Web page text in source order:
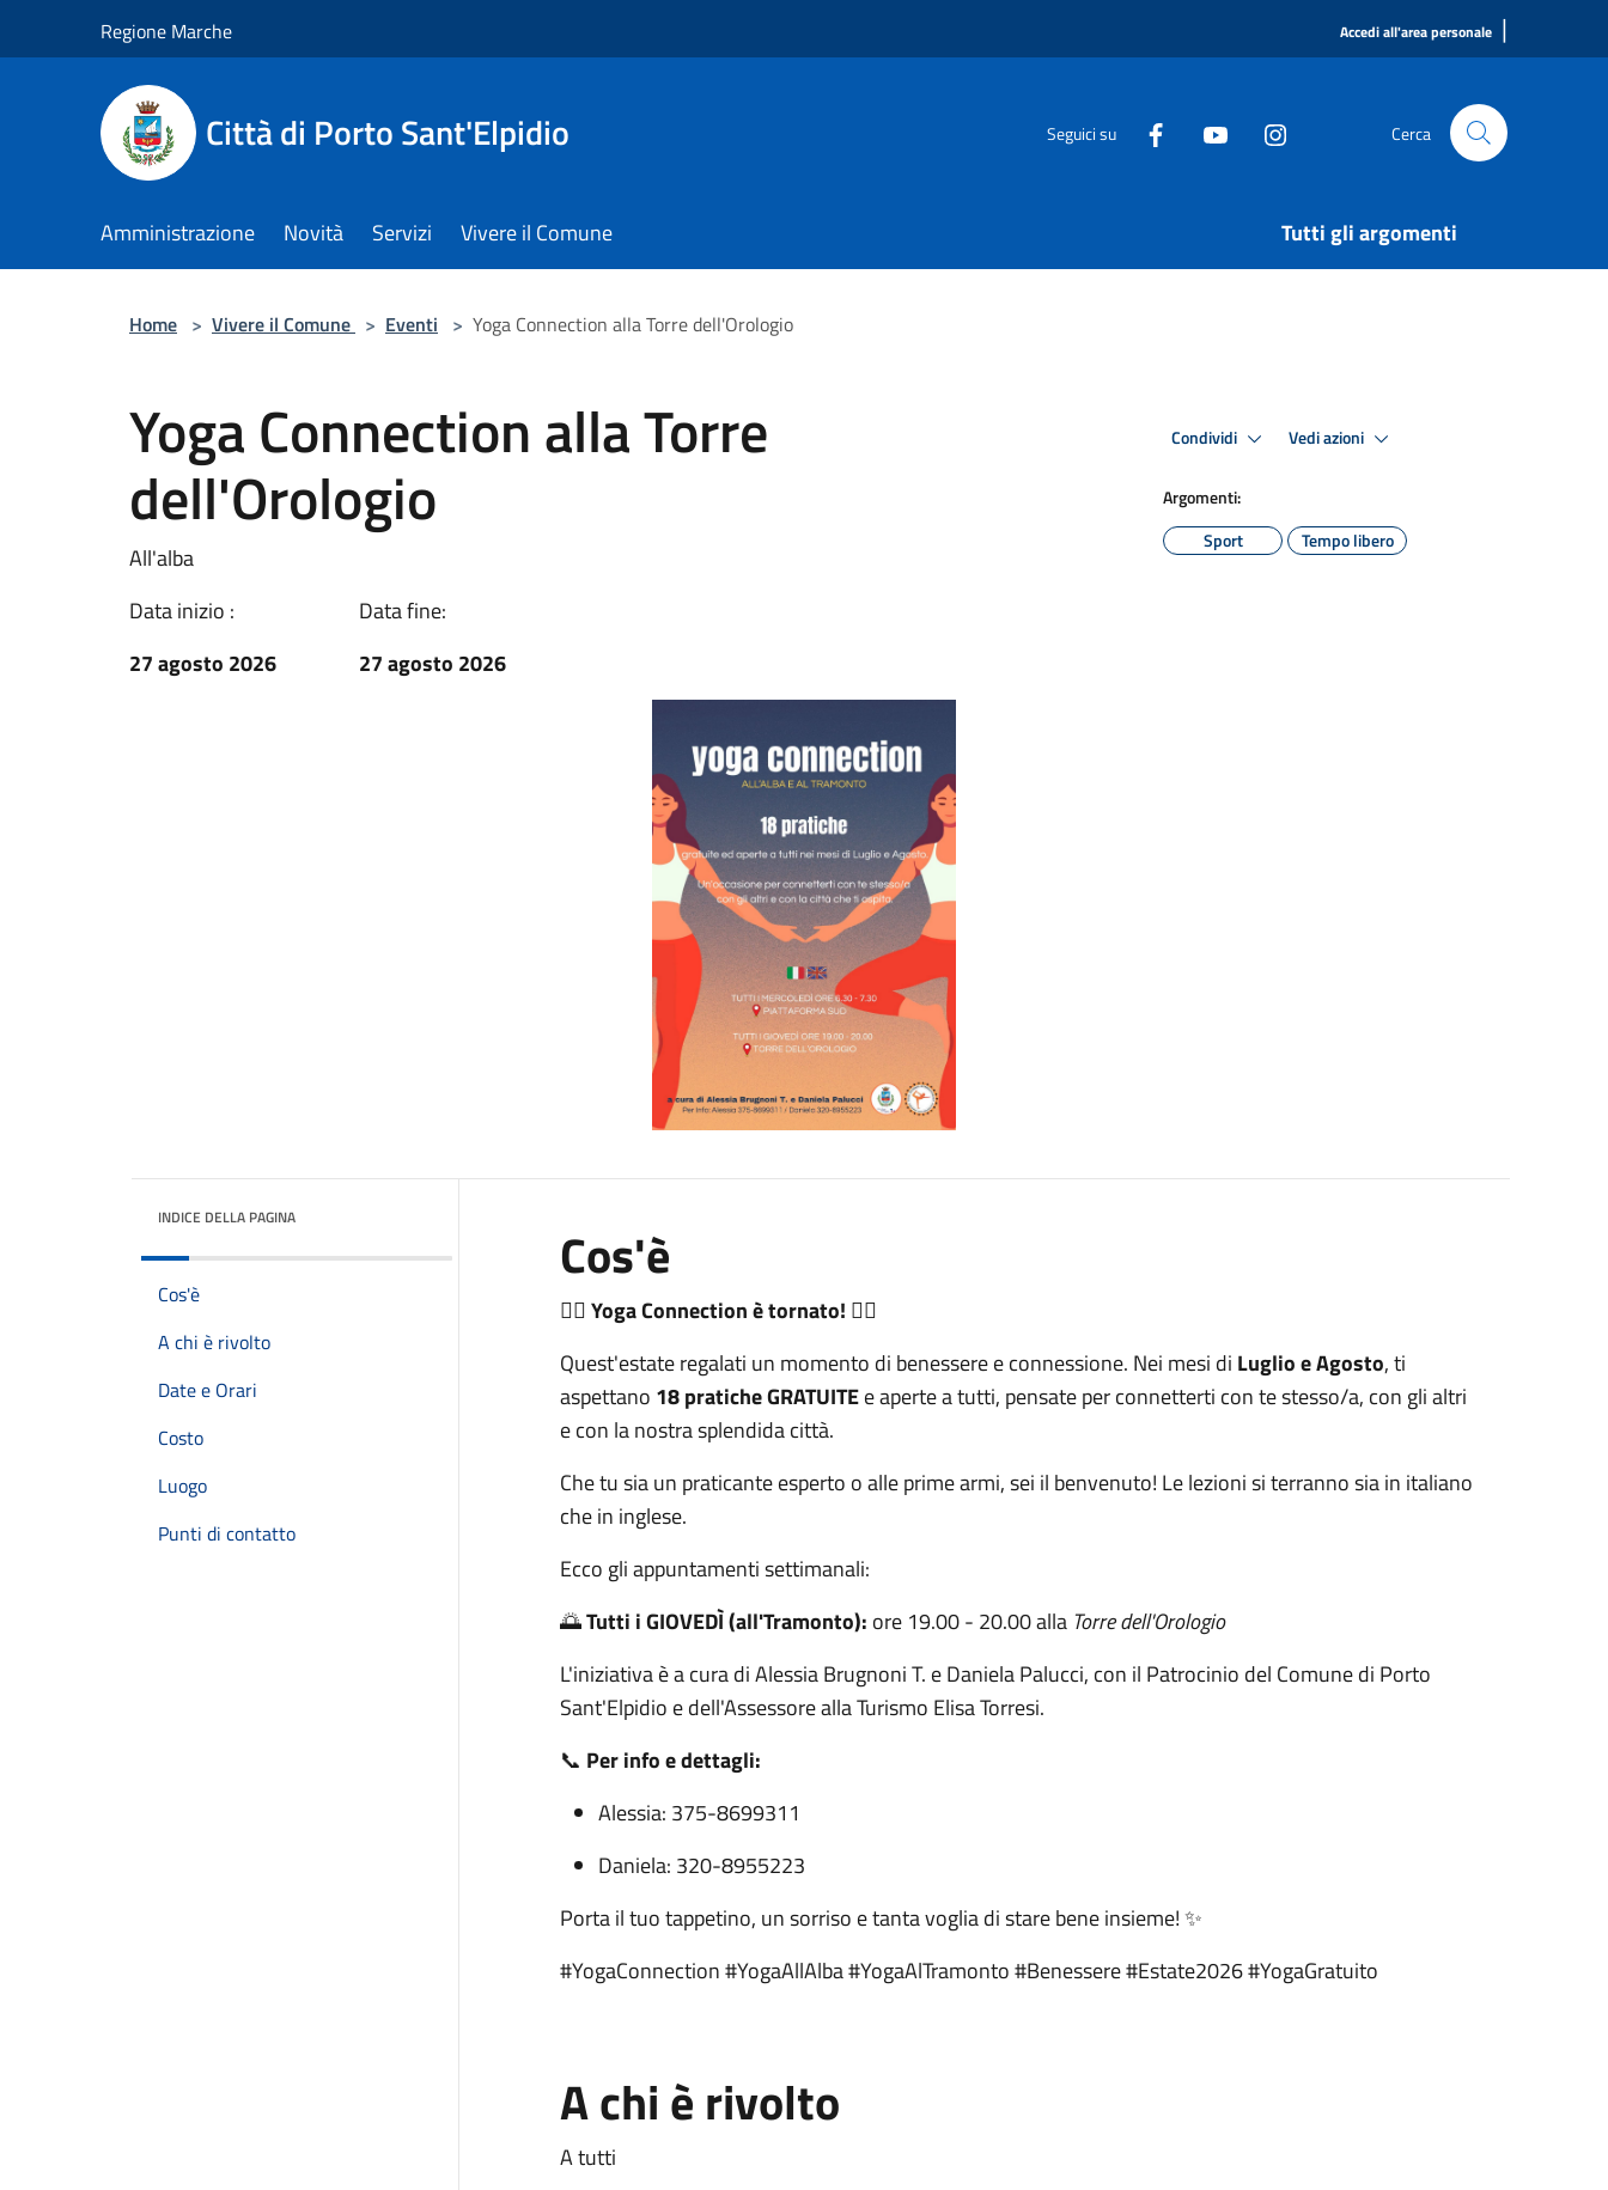
Regione Marche Accedi all'area personale |
Città di Porto Sant'Elpidio Seguici su Cerca
Amministrazione Novità Servizi Vivere il Comune Tutti gli argomenti
Home > Vivere il Comune > Eventi > Yoga Connection alla Torre dell'Orologio
Yoga Connection alla Torre
dell'Orologio
All'alba
Data inizio :
27 agosto 2026
Data fine:
27 agosto 2026
Condividi Vedi azioni
Argomenti:
Sport
Tempo libero
INDICE DELLA PAGINA
Cos'è
A chi è rivolto
Date e Orari
Costo
Luogo
Punti di contatto
Cos'è
🧘‍♂️ Yoga Connection è tornato! 🧘‍♀️
Quest'estate regalati un momento di benessere e connessione. Nei mesi di Luglio e Agosto, ti
aspettano 18 pratiche GRATUITEe aperte a tutti, pensate per connetterti con te stesso/a, con gli altri
e con la nostra splendida città.
Che tu sia un praticante esperto o alle prime armi, sei il benvenuto! Le lezioni si terranno sia in italiano
che in inglese.
Ecco gli appuntamenti settimanali:
🌅Tutti i GIOVEDÌ (all'Tramonto): ore 19.00 - 20.00 alla Torre dell'Orologio
L'iniziativa è a cura di Alessia Brugnoni T. e Daniela Palucci, con il Patrocinio del Comune di Porto
Sant'Elpidio e dell'Assessore alla Turismo Elisa Torresi.
📞 Per info e dettagli:
Alessia: 375-8699311
Daniela: 320-8955223
Porta il tuo tappetino, un sorriso e tanta voglia di stare bene insieme! ✨
#YogaConnection #YogaAllAlba #YogaAlTramonto #Benessere #Estate2026 #YogaGratuito
A chi è rivolto
A tutti